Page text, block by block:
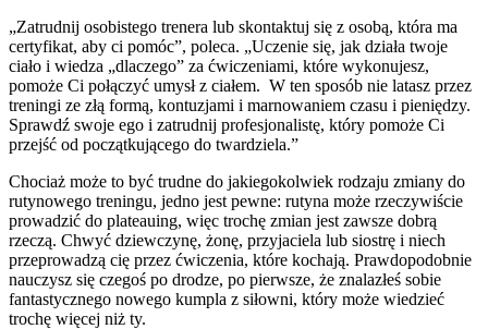
„Zatrudnij osobistego trenera lub skontaktuj się z osobą, która ma
certyfikat, aby ci pomóc”, poleca. „Uczenie się, jak działa twoje
ciało i wiedza „dlaczego” za ćwiczeniami, które wykonujesz,
pomoże Ci połączyć umysł z ciałem. W ten sposób nie latasz przez
treningi ze złą formą, kontuzjami i marnowaniem czasu i pieniędzy.
Sprawdź swoje ego i zatrudnij profesjonalistę, który pomoże Ci
przejść od początkującego do twardziela.”
Chociaż może to być trudne do jakiegokolwiek rodzaju zmiany do
rutynowego treningu, jedno jest pewne: rutyna może rzeczywiście
prowadzić do plateauing, więc trochę zmian jest zawsze dobrą
rzeczą. Chwyć dziewczynę, żonę, przyjaciela lub siostrę i niech
przeprowadzą cię przez ćwiczenia, które kochają. Prawdopodobnie
nauczysz się czegoś po drodze, po pierwsze, że znalazłeś sobie
fantastycznego nowego kumpla z siłowni, który może wiedzieć
trochę więcej niż ty.